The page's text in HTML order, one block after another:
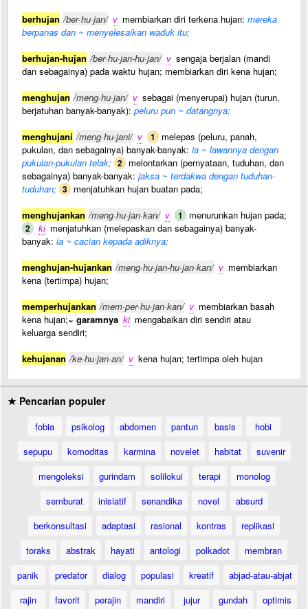
berhujan /ber·hu·jan/ v membiarkan diri terkena hujan: mereka
berpanas dan ~ menyelesaikan waduk itu;
berhujan-hujan /ber·hu·jan-hu·jan/ v sengaja berjalan (mandi
dan sebagainya) pada waktu hujan; membiarkan diri kena hujan;
menghujan /meng·hu·jan/ v sebagai (menyerupai) hujan (turun,
berjatuhan banyak-banyak): peluru pun ~ datangnya;
menghujani /meng·hu·jani/ v 1
melepas (peluru, panah,
pukulan, dan sebagainya) banyak-banyak: ia ~ lawannya dengan
pukulan-pukulan telak; 2 melontarkan (pernyataan, tuduhan, dan
sebagainya) banyak-banyak: jaksa ~ terdakwa dengan tuduhan-
tuduhan; 3 menjatuhkan hujan buatan pada;
menghujankan /meng·hu·jan·kan/ v 1 menurunkan hujan pada;
2 ki menjatuhkan (melepaskan dan sebagainya) banyak-
banyak: ia ~ cacian kepada adiknya;
menghujan-hujankan /meng·hu·jan-hu·jan·kan/ v membiarkan
kena (tertimpa) hujan;
memperhujankan /mem·per·hu·jan·kan/ v membiarkan basah
kena hujan;~ garamnya ki mengabaikan diri sendiri atau
keluarga sendiri;
kehujanan /ke·hu·jan·an/ v kena hujan; tertimpa oleh hujan
★ Pencarian populer
fobia psikolog abdomen pantun basis
hobi
sepupu
komoditas karmina novelet habitat
suvenir
mengoleksi
gurindam solilokui terapi
monolog
semburat
inisiatif senandika novel
absurd
berkonsultasi
adaptasi rasional kontras
replikasi
toraks
abstrak hayati antologi polkadot
membran
panik
predator dialog populasi kreatif
abjad-atau-abjat
rajin
favorit perajin mandiri jujur gundah optimis